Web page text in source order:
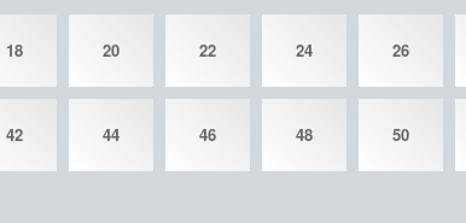
18 20 22 24 26
42 44 46 48 50